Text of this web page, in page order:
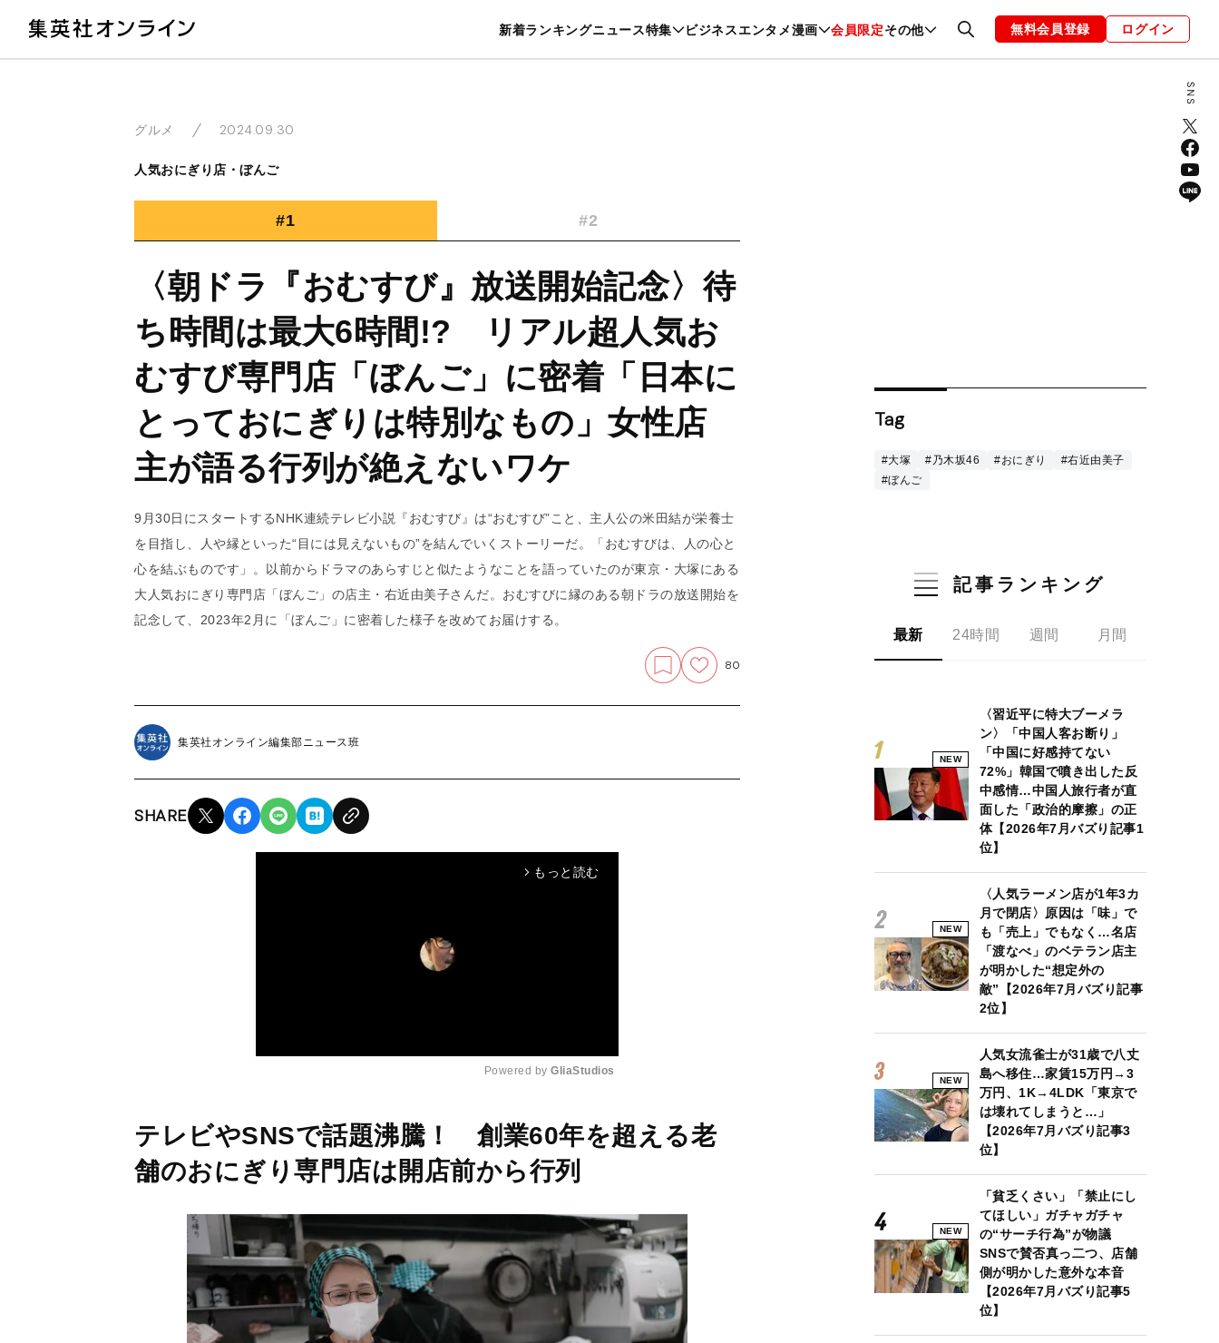
新着ランキングニュース特集 ビジネスエンタメ漫画 会員限定その他
暮らし スポーツ ヘルスケア 美容 グルメ ファッション 恋愛・結婚 編集部 お知らせ
無料会員登録 ログイン
グルメ 2024.09.30
人気おにぎり店・ぼんご
#1 #2
〈朝ドラ『おむすび』放送開始記念〉待
ち時間は最大6時間!? リアル超人気お
むすび専門店「ぼんご」に密着「日本に
とっておにぎりは特別なもの」女性店
主が語る行列が絶えないワケ
9月30日にスタートするNHK連続テレビ小説『おむすび』は“おむすび”こと、主人公の米田結が栄養士
を目指し、人や縁といった“目には見えないもの”を結んでいくストーリーだ。「おむすびは、人の心と
心を結ぶものです」。以前からドラマのあらすじと似たようなことを語っていたのが東京・大塚にある
大人気おにぎり専門店「ぼんご」の店主・右近由美子さんだ。おむすびに縁のある朝ドラの放送開始を
記念して、2023年2月に「ぼんご」に密着した様子を改めてお届けする。
80
集英社オンライン編集部ニュース班
SHARE
arrow_forward_ios もっと読む
u
t
Powered by GliaStudios
テレビやSNSで話題沸騰！ 創業60年を超える老
舗のおにぎり専門店は開店前から行列
Tag
#大塚 #乃木坂46 #おにぎり
#右近由美子
#ぼんご
記事ランキング
最新 24時間 週間 月間
NEW
〈習近平に特大ブーメラ
ン〉「中国人客お断り」
「中国に好感持てない
72%」韓国で噴き出した反
中感情…中国人旅行者が直
面した「政治的摩擦」の正
体【2026年7月バズり記事1
位】
NEW
〈人気ラーメン店が1年3カ
月で閉店〉原因は「味」で
も「売上」でもなく…名店
「渡なべ」のベテラン店主
が明かした“想定外の
敵”【2026年7月バズり記事
2位】
NEW
人気女流雀士が31歳で八丈
島へ移住…家賃15万円→3
万円、1K→4LDK「東京で
は壊れてしまうと…」
【2026年7月バズり記事3
位】
NEW
「貧乏くさい」「禁止にし
てほしい」ガチャガチャ
の“サーチ行為”が物議
SNSで賛否真っ二つ、店舗
側が明かした意外な本音
【2026年7月バズり記事5
位】